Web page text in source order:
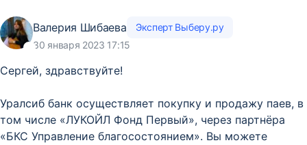
Валерия Шибаева
Эксперт Выберу.ру
30 января 2023 17:15
Сергей, здравствуйте!
Уралсиб банк осуществляет покупку и продажу паев, в
том числе «ЛУКОЙЛ Фонд Первый», через партнёра
«БКС Управление благосостоянием». Вы можете